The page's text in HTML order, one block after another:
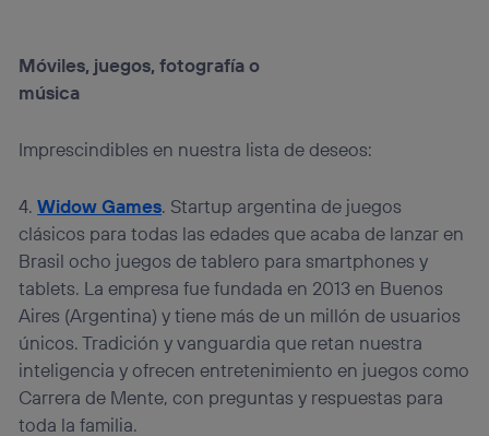
Móviles, juegos, fotografía o
música
Imprescindibles en nuestra lista de deseos:
4.Widow Games. Startup argentina de juegos
clásicos para todas las edades que acaba de lanzar en
Brasil ocho juegos de tablero para smartphones y
tablets. La empresa fue fundada en 2013 en Buenos
Aires (Argentina) y tiene más de un millón de usuarios
únicos. Tradición y vanguardia que retan nuestra
inteligencia y ofrecen entretenimiento en juegos como
Carrera de Mente, con preguntas y respuestas para
toda la familia.